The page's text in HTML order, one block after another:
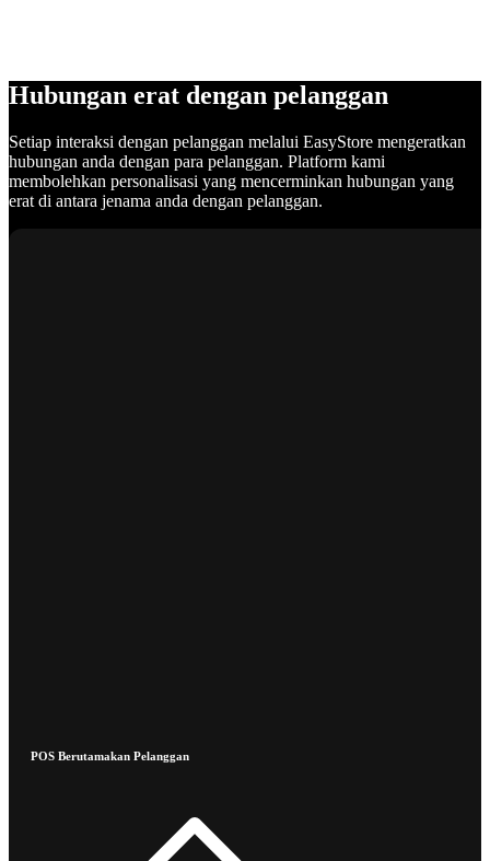
Hubungan erat dengan pelanggan
Setiap interaksi dengan pelanggan melalui EasyStore mengeratkan
hubungan anda dengan para pelanggan. Platform kami
membolehkan personalisasi yang mencerminkan hubungan yang
erat di antara jenama anda dengan pelanggan.
POS Berutamakan Pelanggan